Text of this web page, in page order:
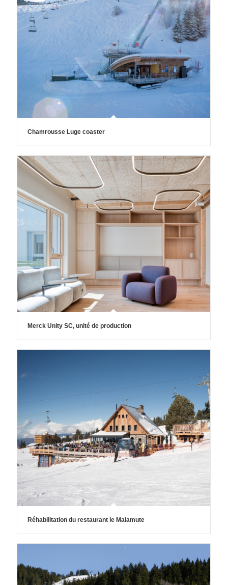
Chamrousse Luge coaster
Merck Unity SC, unité de production
Réhabilitation du restaurant le Malamute